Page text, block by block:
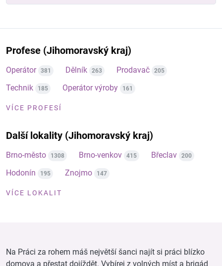
Profese (Jihomoravský kraj)
Operátor 381 Dělník 263 Prodavač 205
Technik 185 Operátor výroby 161
VÍCE PROFESÍ
Další lokality (Jihomoravský kraj)
Brno-město 1308 Brno-venkov 415 Břeclav 200
Hodonín 195 Znojmo 147
VÍCE LOKALIT
Na Práci za rohem máš největší šanci najít si práci blízko
domova a přestat dojíždět. Vybírej z volných míst a brigád